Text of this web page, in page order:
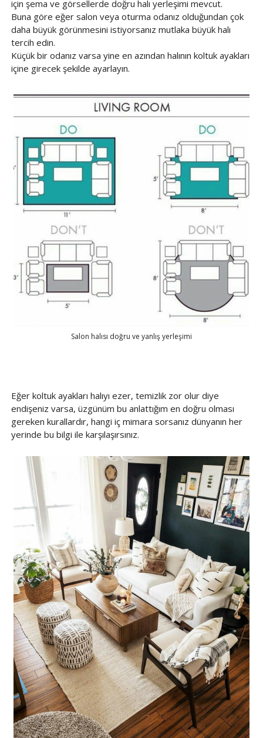
için şema ve görsellerde doğru halı yerleşimi mevcut.
Buna göre eğer salon veya oturma odanız olduğundan çok
daha büyük görünmesini istiyorsanız mutlaka büyük halı
tercih edin.
Küçük bir odanız varsa yine en azından halının koltuk ayakları
içine girecek şekilde ayarlayın.
Salon halısı doğru ve yanlış yerleşimi
Eğer koltuk ayakları halıyı ezer, temizlik zor olur diye
endişeniz varsa, üzgünüm bu anlattığım en doğru olması
gereken kurallardır, hangi iç mimara sorsanız dünyanın her
yerinde bu bilgi ile karşılaşırsınız.